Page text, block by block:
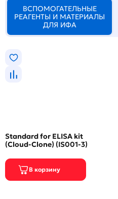
ВСПОМОГАТЕЛЬНЫЕ
РЕАГЕНТЫ И МАТЕРИАЛЫ
ДЛЯ ИФА
Standard for ELISA kit
(Cloud-Clone) (IS001-3)